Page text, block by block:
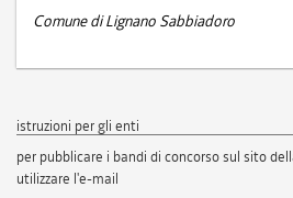
Comune di Lignano Sabbiadoro
istruzioni per gli enti
per pubblicare i bandi di concorso sul sito
utilizzare l'e-mail